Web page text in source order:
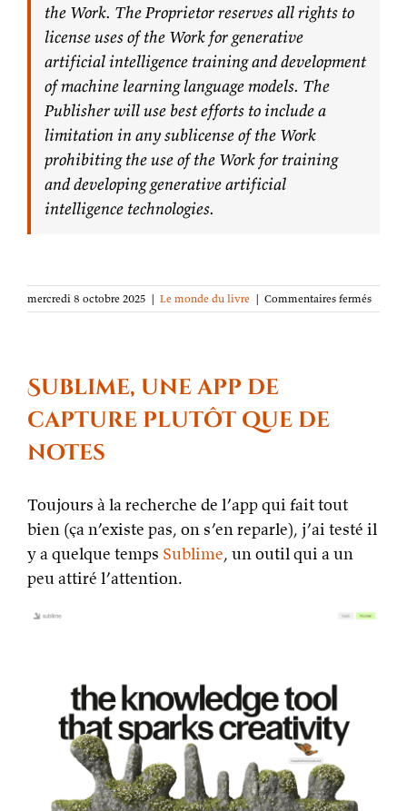
the Work. The Proprietor reserves all rights to
license uses of the Work for generative
artificial intelligence training and development
of machine learning language models. The
Publisher will use best efforts to include a
limitation in any sublicense of the Work
prohibiting the use of the Work for training
and developing generative artificial
intelligence technologies.
mercredi 8 octobre 2025 | Le monde du livre | Commentaires ferméssur
Une
Sublime, une app de
capture plutôt que de
notes
Toujours à la recherche de l’app qui fait tout
bien (ça n’existe pas, on s’en reparle), j’ai testé il
y a quelque temps Sublime, un outil qui a un
peu attiré l’attention.